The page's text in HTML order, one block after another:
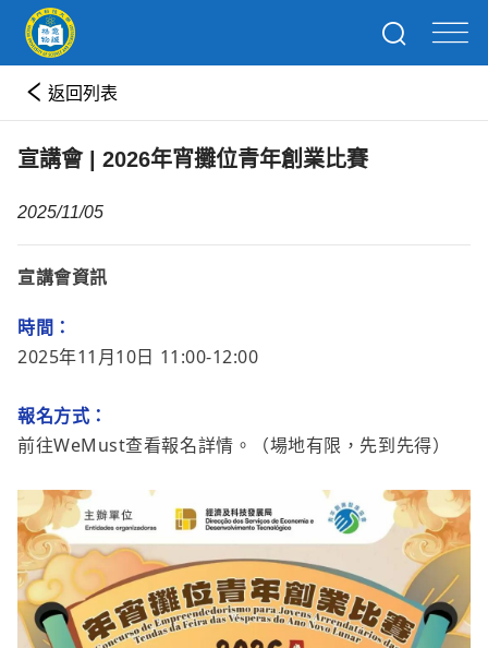
返回列表
宣講會 | 2026年宵攤位青年創業比賽
2025/11/05
宣講會資訊
時間：
2025年11月10日 11:00-12:00
報名方式：
前往WeMust查看報名詳情。
（場地有限，先到先得）